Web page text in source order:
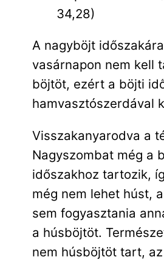
34,28)
A nagyböjt
vasárnapon nem kell
böjtöt, ezért a böjti
hamvasztószerdával
Visszakanyarodva a
Nagyszombat még a
időszakhoz tartozik,
még nem lehet húst,
sem fogyasztania
a húsböjtöt.
nem húsböjtöt tart,